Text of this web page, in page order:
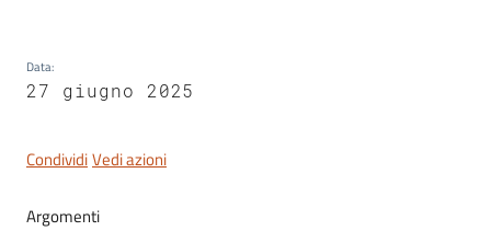
su
Data:
27 giugno 2025
CondividiVedi azioni
Argomenti